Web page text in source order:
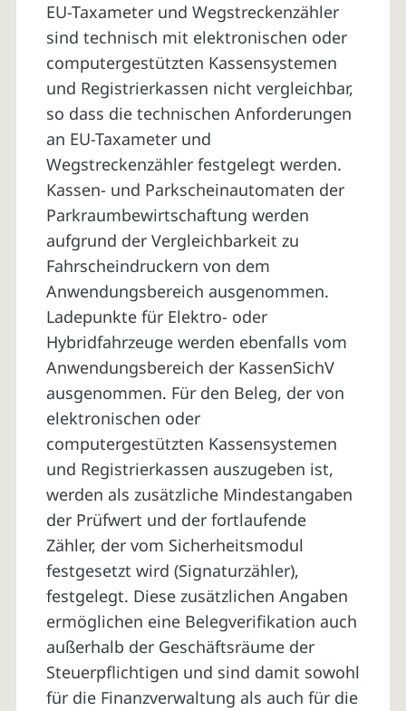
EU-Taxameter und Wegstreckenzähler
sind technisch mit elektronischen oder
computergestützten Kassensystemen
und Registrierkassen nicht vergleichbar,
so dass die technischen Anforderungen
an EU-Taxameter und
Wegstreckenzähler festgelegt werden.
Kassen- und Parkscheinautomaten der
Parkraumbewirtschaftung werden
aufgrund der Vergleichbarkeit zu
Fahrscheindruckern von dem
Anwendungsbereich ausgenommen.
Ladepunkte für Elektro- oder
Hybridfahrzeuge werden ebenfalls vom
Anwendungsbereich der KassenSichV
ausgenommen. Für den Beleg, der von
elektronischen oder
computergestützten Kassensystemen
und Registrierkassen auszugeben ist,
werden als zusätzliche Mindestangaben
der Prüfwert und der fortlaufende
Zähler, der vom Sicherheitsmodul
festgesetzt wird (Signaturzähler),
festgelegt. Diese zusätzlichen Angaben
ermöglichen eine Belegverifikation auch
außerhalb der Geschäftsräume der
Steuerpflichtigen und sind damit sowohl
für die Finanzverwaltung als auch für die